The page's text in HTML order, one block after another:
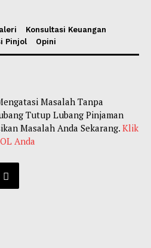
Konsultasi Keuangan
Pinjol
Opini
Masalah Tanpa
Tutup Lubang Pinjaman
Masalah Anda Sekarang. Klik
Anda